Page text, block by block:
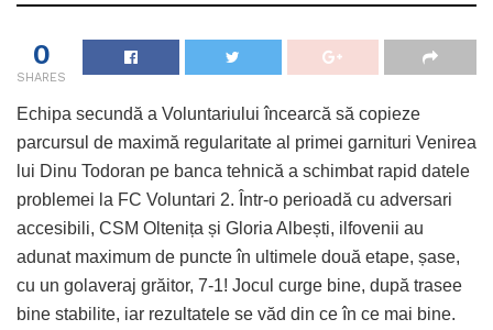
0
SHARES
Echipa secundă a Voluntariului încearcă să copieze
parcursul de maximă regularitate al primei garnituri Venirea
lui Dinu Todoran pe banca tehnică a schimbat rapid datele
problemei la FC Voluntari 2. Într-o perioadă cu adversari
accesibili, CSM Oltenița și Gloria Albești, ilfovenii au
adunat maximum de puncte în ultimele două etape, șase,
cu un golaveraj grăitor, 7-1! Jocul curge bine, după trasee
bine stabilite, iar rezultatele se văd din ce în ce mai bine.